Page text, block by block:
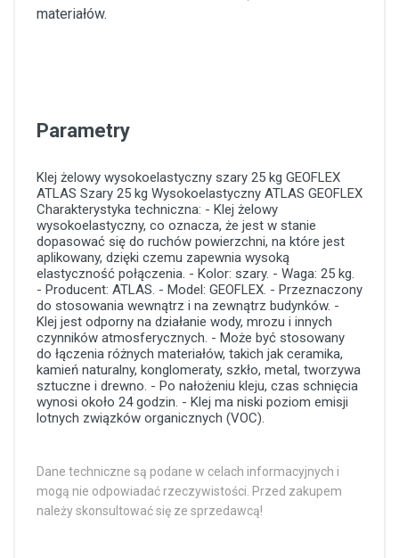
materiałów.
Parametry
Klej żelowy wysokoelastyczny szary 25 kg GEOFLEX
ATLAS Szary 25 kg Wysokoelastyczny ATLAS GEOFLEX
Charakterystyka techniczna: - Klej żelowy
wysokoelastyczny, co oznacza, że jest w stanie
dopasować się do ruchów powierzchni, na które jest
aplikowany, dzięki czemu zapewnia wysoką
elastyczność połączenia. - Kolor: szary. - Waga: 25 kg.
- Producent: ATLAS. - Model: GEOFLEX. - Przeznaczony
do stosowania wewnątrz i na zewnątrz budynków. -
Klej jest odporny na działanie wody, mrozu i innych
czynników atmosferycznych. - Może być stosowany
do łączenia różnych materiałów, takich jak ceramika,
kamień naturalny, konglomeraty, szkło, metal, tworzywa
sztuczne i drewno. - Po nałożeniu kleju, czas schnięcia
wynosi około 24 godzin. - Klej ma niski poziom emisji
lotnych związków organicznych (VOC).
Dane techniczne są podane w celach informacyjnych i
mogą nie odpowiadać rzeczywistości. Przed zakupem
należy skonsultować się ze sprzedawcą!